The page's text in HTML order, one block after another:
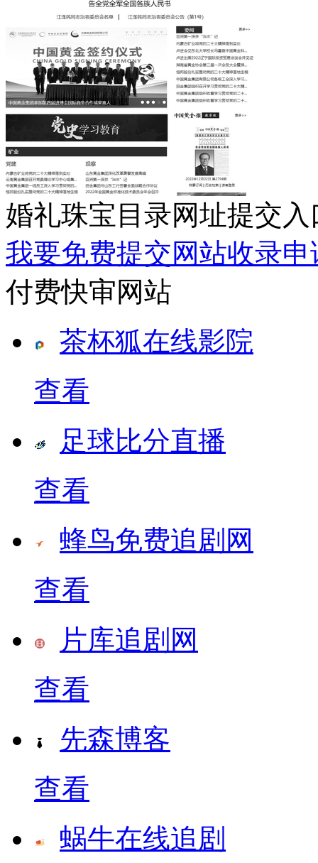
婚礼珠宝目录网址提交入
我要免费提交网站收录申
付费快审网站
茶杯狐在线影院
查看
足球比分直播
查看
蜂鸟免费追剧网
查看
片库追剧网
查看
先森博客
查看
蜗牛在线追剧